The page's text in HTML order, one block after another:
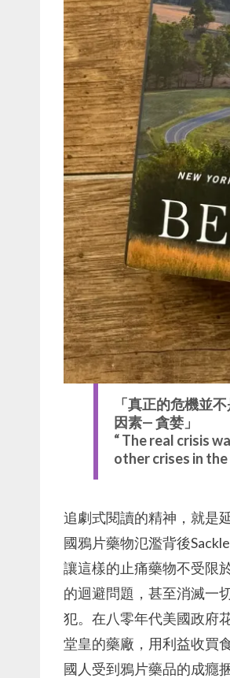
「真正的危機並
因素— 貪婪」
“ The real crisis
other crises in
追劇式閱讀的精神，就是
國鴉片藥物氾濫背後
讓這樣的止痛藥物不受限
的迴避問題，甚至消滅一
犯。在八零年代美國政府
堂皇的藥廠，用利益收買
國人受到鴉片藥品的成癮